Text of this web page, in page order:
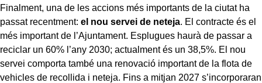
Finalment, una de les accions més importants de la ciutat ha
passat recentment: el nou servei de neteja. El contracte és el
més important de l’Ajuntament. Esplugues haurà de passar a
reciclar un 60% l’any 2030; actualment és un 38,5%. El nou
servei comporta també una renovació important de la flota de
vehicles de recollida i neteja. Fins a mitjan 2027 s’incorporaran